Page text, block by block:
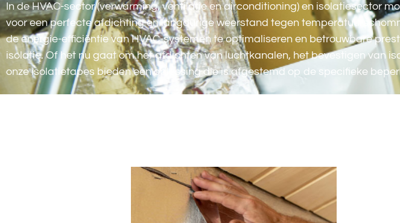
In de HVAC-sector (verwarming, ventilatie en airconditioning) en isolatiesector
voor een perfecte afdichting en langdurige weerstand tegen
de energie-efficiëntie van HVAC-systemen te optimaliseren en betrouwbare
isolatie. Of het nu gaat om het afdichten van luchtkanalen, het bevestigen van
onze isolatietapes bieden een oplossing die is afgestemd op de specifieke